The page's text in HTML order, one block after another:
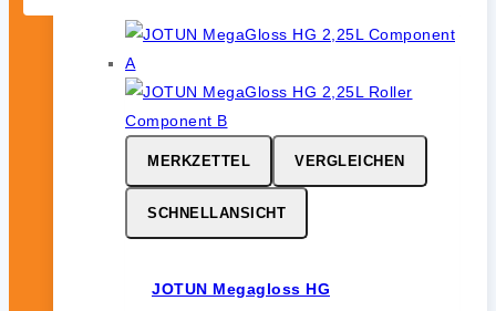
MERKZETTEL VERGLEICHEN
SCHNELLANSICHT
JOTUN Megagloss HG